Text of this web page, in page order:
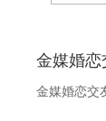
金媒婚恋
金媒婚恋交